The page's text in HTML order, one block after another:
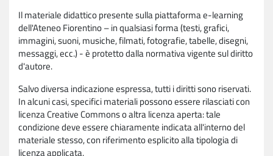
Il materiale didattico presente sulla piattaforma e-learning
dell'Ateneo Fiorentino – in qualsiasi forma (testi, grafici,
immagini, suoni, musiche, filmati, fotografie, tabelle, disegni,
messaggi, ecc.) - è protetto dalla normativa vigente sul diritto
d'autore.
Salvo diversa indicazione espressa, tutti i diritti sono riservati.
In alcuni casi, specifici materiali possono essere rilasciati con
licenza Creative Commons o altra licenza aperta: tale
condizione deve essere chiaramente indicata all'interno del
materiale stesso, con riferimento esplicito alla tipologia di
licenza applicata.